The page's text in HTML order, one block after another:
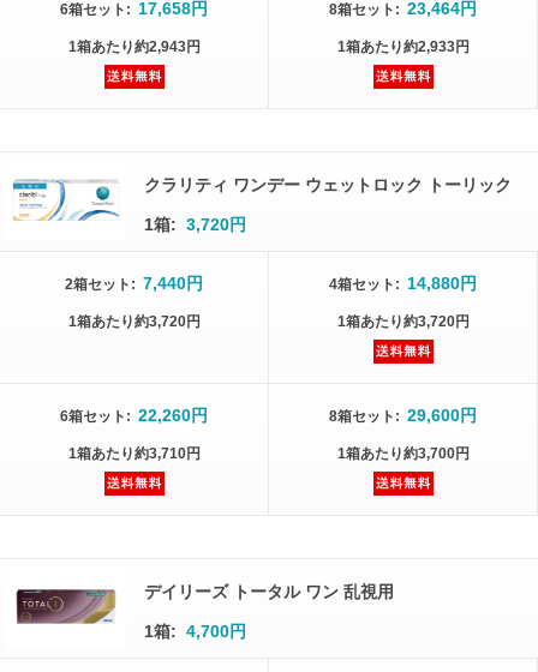
6箱セット : 17,658円
1箱あたり約2,943円
8箱セット : 23,464円
1箱あたり約2,933円
クラリティ ワンデー ウェットロック トーリック
1箱: 3,720円
2箱セット : 7,440円
1箱あたり約3,720円
4箱セット : 14,880円
1箱あたり約3,720円
6箱セット : 22,260円
1箱あたり約3,710円
8箱セット : 29,600円
1箱あたり約3,700円
デイリーズ トータル ワン 乱視用
1箱: 4,700円